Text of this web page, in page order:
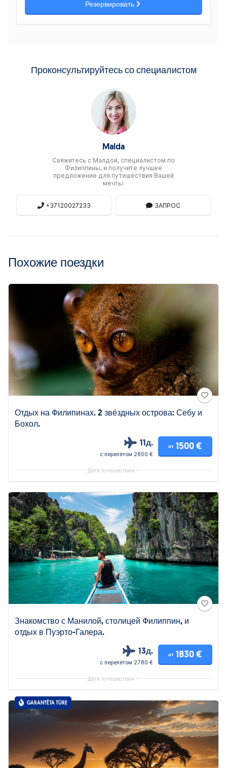
Резервировать
Проконсультируйтесь со специалистом
Malda
Свяжитесь c Малдой, специалистом по
Филиппины, и получите лучшее
предложение для путешествия Вашей
мечты:
+37120027233 ЗАПРОС
Похожие поездки
Отдых на Филипинах. 2 звёздных острова: Себу и
Бохол.
11д.
с перелётом 2800 €
от 1500 €
Дата путешествия
Знакомство с Манилой, столицей Филиппин, и
отдых в Пуэрто-Галера.
13д.
с перелётом 2780 €
от 1830 €
Дата путешествия
GARANTĒTA TŪRE